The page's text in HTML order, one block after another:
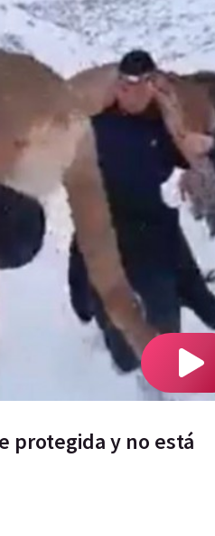
protegida y no está